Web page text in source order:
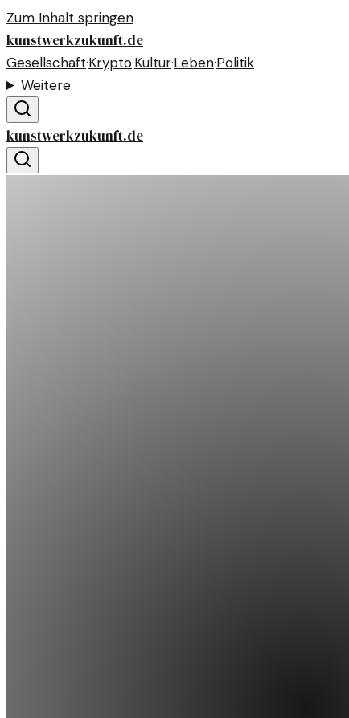
Zum Inhalt springen
kunstwerkzukunft.de
Gesellschaft·Krypto·Kultur·Leben·Politik
Weitere
kunstwerkzukunft.de